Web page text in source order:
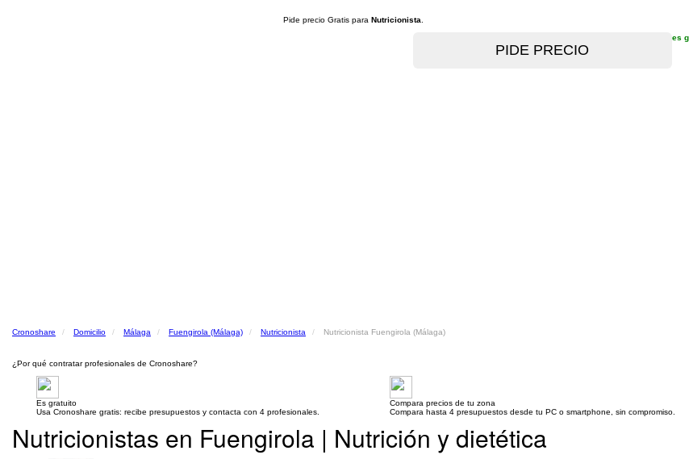
Pide precio Gratis para Nutricionista
es
Cronoshare Domicilio Málaga Fuengirola (Málaga) Nutricionista Nutricionista Fuengirola (Málaga)
¿Por qué contratar profesionales de Cronoshare?
Es gratuito
Usa Cronoshare gratis: recibe presupuestos y contacta con 4 profesionales.
Compara precios de tu zona
Compara hasta 4 presupuestos desde tu PC o smartphone, sin compromiso.
Nutricionistas en Fuengirola | Nutrición y dietética